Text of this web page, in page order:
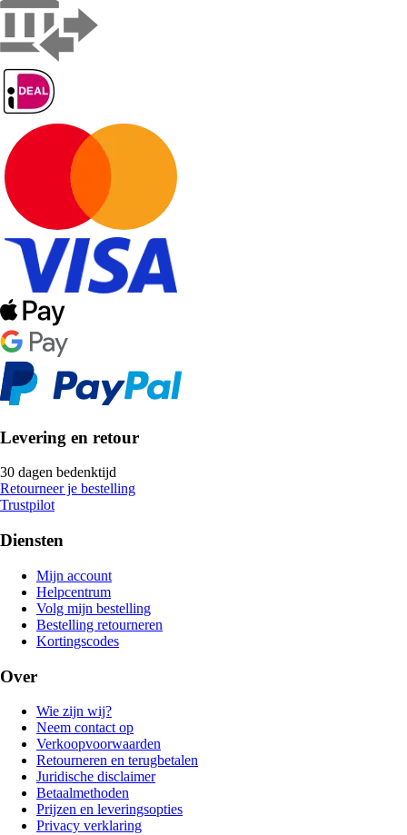
Levering en retour
30 dagen bedenktijd
Retourneer je bestelling
Trustpilot
Diensten
Mijn account
Helpcentrum
Volg mijn bestelling
Bestelling retourneren
Kortingscodes
Over
Wie zijn wij?
Neem contact op
Verkoopvoorwaarden
Retourneren en terugbetalen
Juridische disclaimer
Betaalmethoden
Prijzen en leveringsopties
Privacy verklaring